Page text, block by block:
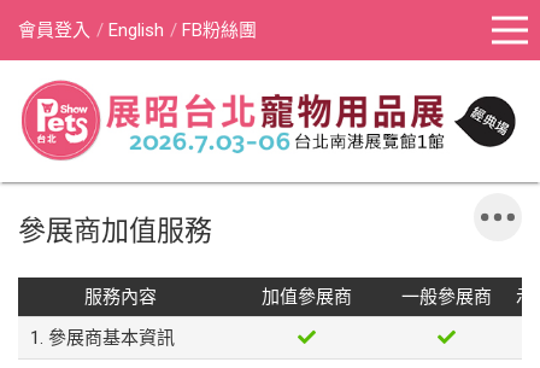
會員登入 English FB粉絲團
參展商加值服務
服務內容 加值參展商 一般參展商
示
1. 參展商基本資訊